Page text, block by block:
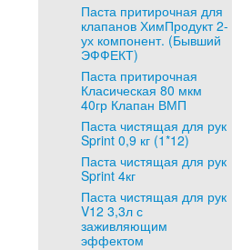
Паста притирочная для
клапанов ХимПродукт 2-
ух компонент. (Бывший
ЭФФЕКТ)
Паста притирочная
Класическая 80 мкм
40гр Клапан ВМП
Паста чистящая для рук
Sprint 0,9 кг (1*12)
Паста чистящая для рук
Sprint 4кг
Паста чистящая для рук
V12 3,3л с
заживляющим
эффектом